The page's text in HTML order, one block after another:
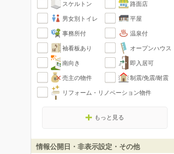
スケルトン 路面店
男女別トイレ 平屋
事務所付 温泉付
袖看板あり オープンハウス
南向き 即入居可
売主の物件 制震/免震/耐震
リフォーム・リノベーション物件
もっと見る
情報公開日・非表示設定・その他